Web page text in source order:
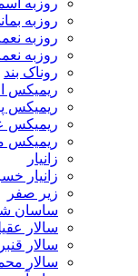
روزبه
روزبه
روزبه
روزبه
روناک بند
ریمیکس
ریمیکس
ریمیکس
ریمیکس
زانیار
زانیار
زیر صفر
ساسان
سالار
سالار
سالار